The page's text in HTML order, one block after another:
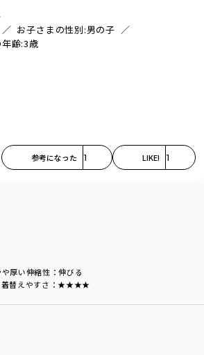
お子さまの性別:男の子
齢:3歳
参考になった 1 LIKE! 1
や厚い伸縮性 ：伸びる
着替えやすさ ：★★★★